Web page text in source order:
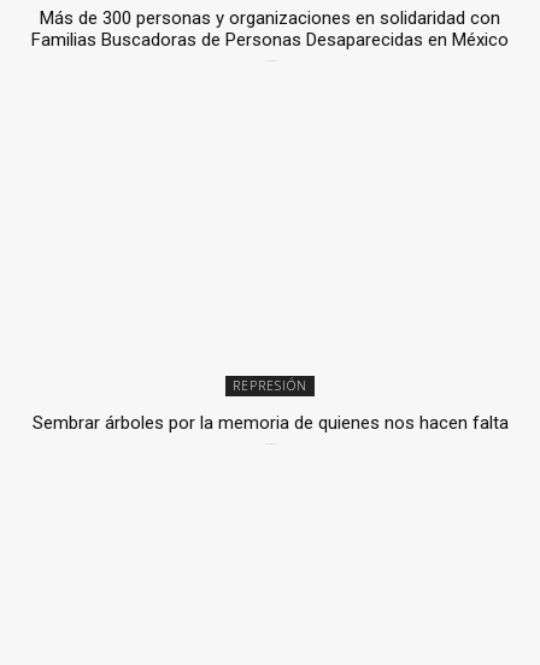
Más de 300 personas y organizaciones en solidaridad con
Familias Buscadoras de Personas Desaparecidas en México
REPRESIÓN
Sembrar árboles por la memoria de quienes nos hacen falta